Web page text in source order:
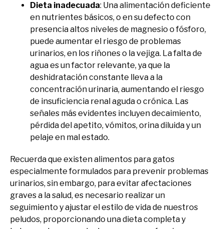
Dieta inadecuada: Una alimentación deficiente
en nutrientes básicos, o en su defecto con
presencia altos niveles de magnesio o fósforo,
puede aumentar el riesgo de problemas
urinarios, en los riñones o la vejiga. La falta de
agua es un factor relevante, ya que la
deshidratación constante lleva a la
concentración urinaria, aumentando el riesgo
de insuficiencia renal aguda o crónica. Las
señales más evidentes incluyen decaimiento,
pérdida del apetito, vómitos, orina diluida y un
pelaje en mal estado.
Recuerda que existen alimentos para gatos
especialmente formulados para prevenir problemas
urinarios, sin embargo, para evitar afectaciones
graves a la salud, es necesario realizar un
seguimiento y ajustar el estilo de vida de nuestros
peludos, proporcionando una dieta completa y